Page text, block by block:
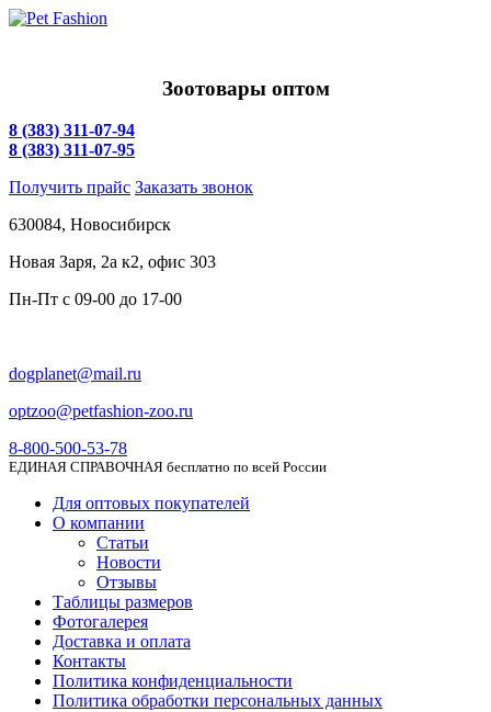
Зоотовары оптом
8 (383) 311-07-94
8 (383) 311-07-95
Получить прайс Заказать звонок
630084, Новосибирск
Новая Заря, 2а к2, офис 303
Пн-Пт c 09-00 до 17-00
dogplanet@mail.ru
optzoo@petfashion-zoo.ru
8-800-500-53-78
ЕДИНАЯ СПРАВОЧНАЯ бесплатно по всей России
Для оптовых покупателей
О компании
Статьи
Новости
Отзывы
Таблицы размеров
Фотогалерея
Доставка и оплата
Контакты
Политика конфиденциальности
Политика обработки персональных данных